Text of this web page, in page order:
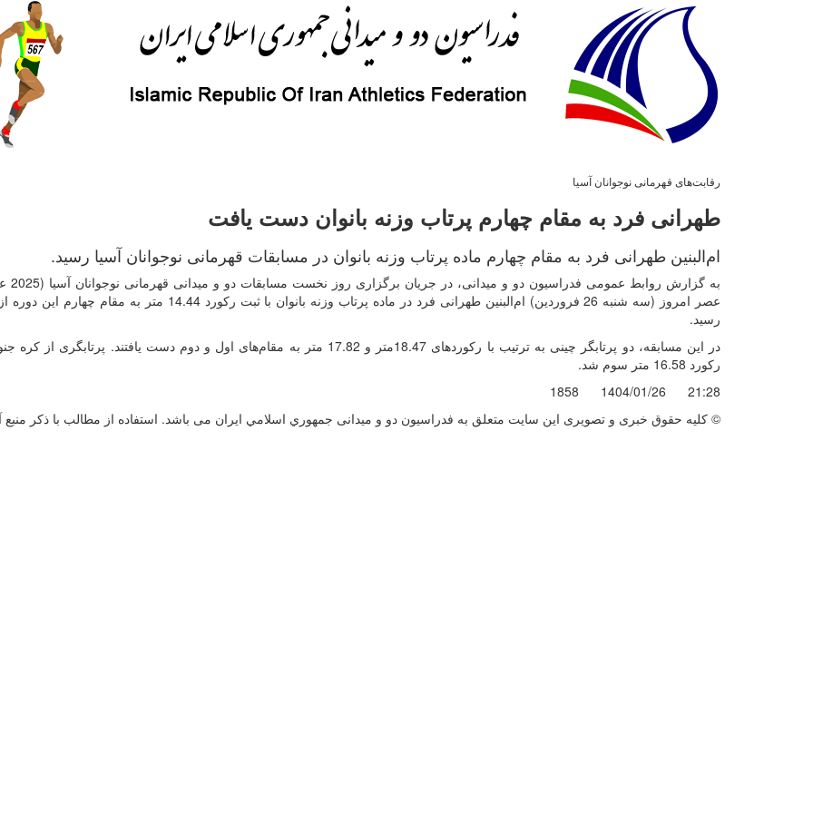
رقابت‌های قهرمانی نوجوانان آسیا
طهرانی فرد به مقام چهارم پرتاب وزنه بانوان دست یافت
ام‌البنین طهرانی فرد به مقام چهارم ماده پرتاب وزنه بانوان در مسابقات قهرمانی نوجوانان آسیا رسید.
به
عصر امروز (سه شنبه 26 فروردین) ام‌البنین طهرانی فرد در ماده پرتاب وزنه بانوان با ثبت رکورد 14.44 متر
رسید.
در این مسابقه، دو پرتابگر چینی به ترتیب با رکوردهای 18.47متر و 17.82 متر به مقام‌های اول و دوم دست یافتند. پرتابگری
رکورد 16.58 متر سوم شد.
21:28
1404/01/26
1858
© کليه حقوق خبری و تصويری اين سايت متعلق به فدراسيون دو و میدانی جمهوري اسلامي ايران می باشد. استفاده از مطالب با ذكر منبع